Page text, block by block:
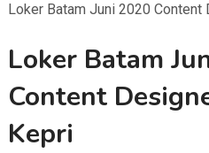
Loker Batam Juni 2020
Loker Batam
Content
Kepri